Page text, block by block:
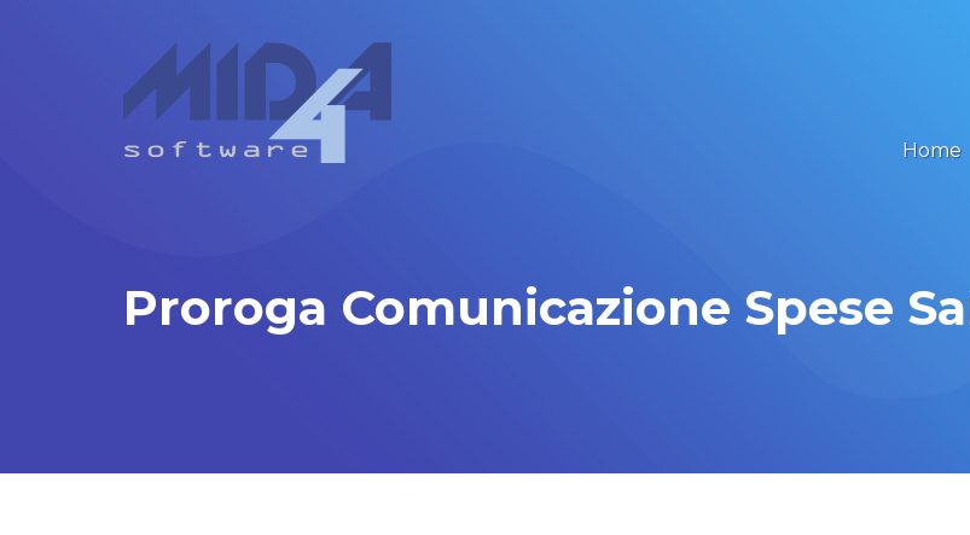
Home
Proroga Comunicazione Spese